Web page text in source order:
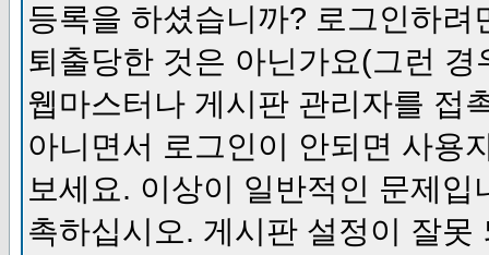
등록을 하셨습니까? 로그인하
퇴출당한 것은 아닌가요(그런
웹마스터나 게시판 관리자를 접
아니면서 로그인이 안되면 사용
보세요. 이상이 일반적인 문제
촉하십시오. 게시판 설정이 잘못